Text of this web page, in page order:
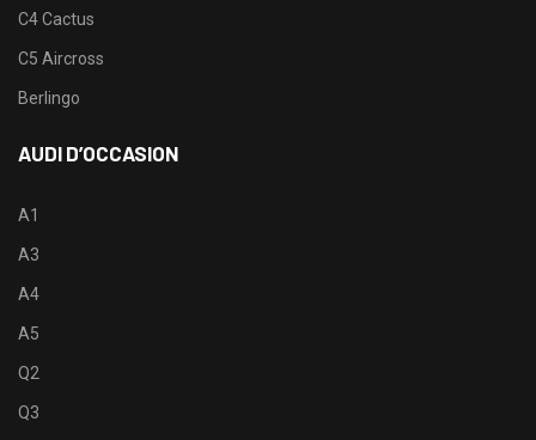
C4 Cactus
C5 Aircross
Berlingo
AUDI D’OCCASION
A1
A3
A4
A5
Q2
Q3